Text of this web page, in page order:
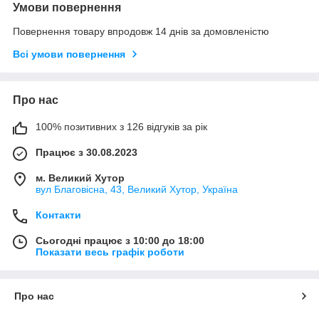
Умови повернення
Повернення товару впродовж 14 днів за домовленістю
Всі умови повернення
Про нас
100% позитивних з 126 відгуків за рік
Працює з 30.08.2023
м. Великий Хутор
вул Благовісна, 43, Великий Хутор, Україна
Контакти
Сьогодні працює з 10:00 до 18:00
Показати весь графік роботи
Про нас